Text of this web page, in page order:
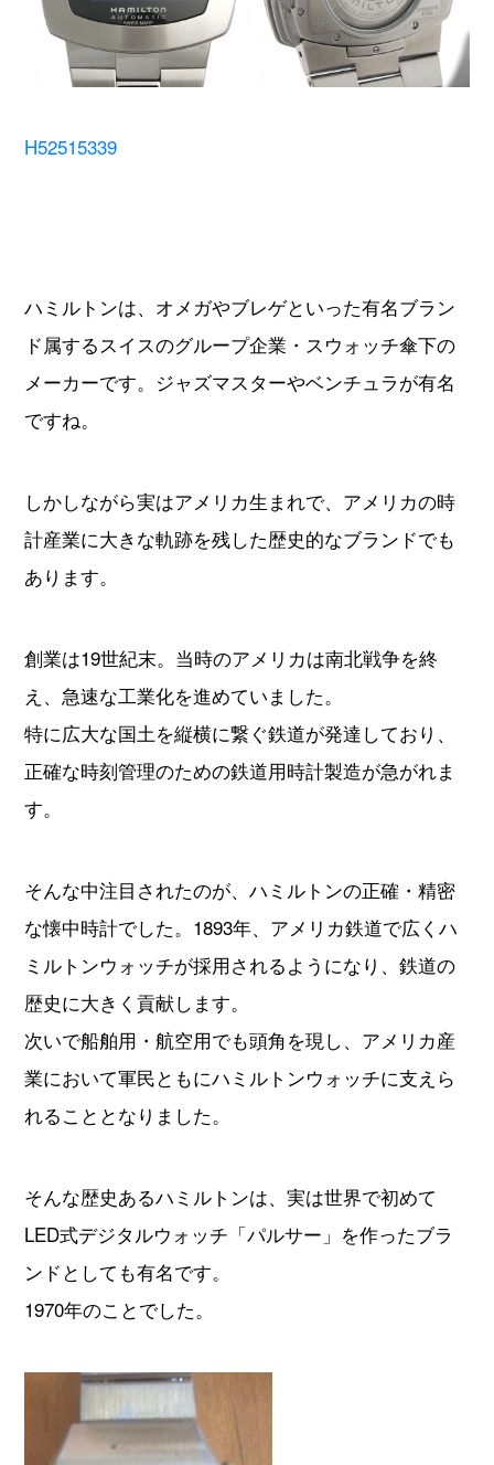
H52515339
ハミルトンは、オメガやブレゲといった有名ブラン
ド属するスイスのグループ企業・スウォッチ傘下の
メーカーです。ジャズマスターやベンチュラが有名
ですね。
しかしながら実はアメリカ生まれで、アメリカの時
計産業に大きな軌跡を残した歴史的なブランドでも
あります。
創業は19世紀末。当時のアメリカは南北戦争を終
え、急速な工業化を進めていました。
特に広大な国土を縦横に繋ぐ鉄道が発達しており、
正確な時刻管理のための鉄道用時計製造が急がれま
す。
そんな中注目されたのが、ハミルトンの正確・精密
な懐中時計でした。1893年、アメリカ鉄道で広くハ
ミルトンウォッチが採用されるようになり、鉄道の
歴史に大きく貢献します。
次いで船舶用・航空用でも頭角を現し、アメリカ産
業において軍民ともにハミルトンウォッチに支えら
れることとなりました。
そんな歴史あるハミルトンは、実は世界で初めて
LED式デジタルウォッチ「パルサー」を作ったブラ
ンドとしても有名です。
1970年のことでした。